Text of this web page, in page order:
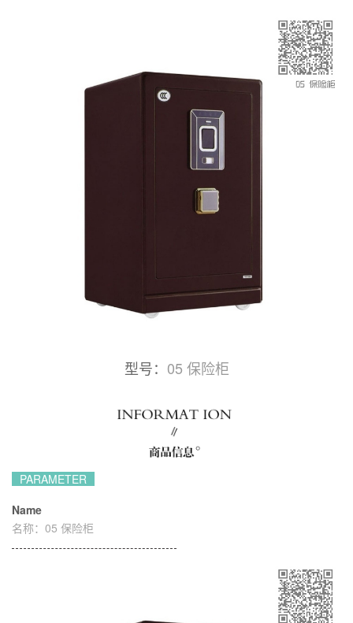
型号： 05 保险柜
PARAMETER
Name
名称： 05 保险柜